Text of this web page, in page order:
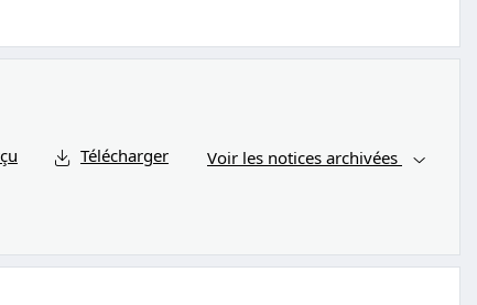
Télécharger Voir les notices archivées